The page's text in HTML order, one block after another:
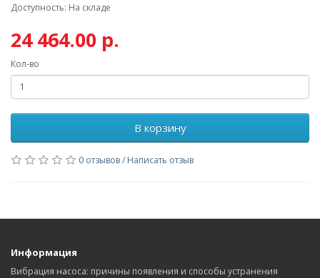
Доступность: На складе
24 464.00 р.
Кол-во
В корзину
0 отзывов/ Написать отзыв
Информация
Вибрация насоса: причины появления и способы устранения